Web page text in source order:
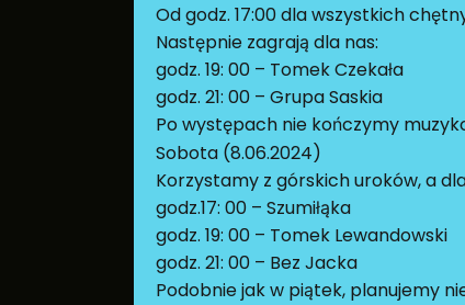
Od godz. 17:00 dla wszystkich
Następnie zagrają dla nas:
godz. 19: 00 – Tomek Czekała
godz. 21: 00 – Grupa Saskia
Po występach nie kończymy
Sobota (8.06.2024)
Korzystamy z górskich uroków, a
godz.17: 00 – Szumiłąka
godz. 19: 00 – Tomek Lewandowski
godz. 21: 00 – Bez Jacka
Podobnie jak w piątek, planujemy